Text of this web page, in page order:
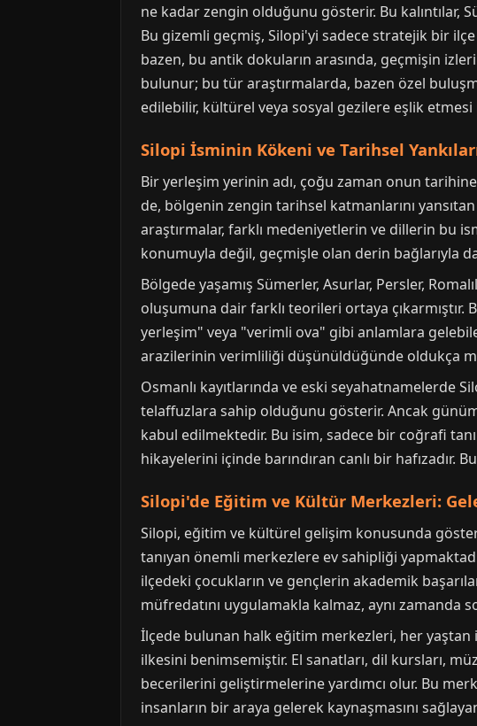
ne kadar zengin olduğunu gösterir. Bu kalıntılar,
Bu gizemli geçmiş, Silopi'yi sadece stratejik bir
bazen, bu antik dokuların arasında, geçmişin
bulunur; bu tür araştırmalarda, bazen özel
edilebilir, kültürel veya sosyal gezilere eşlik etmesi
Silopi İsminin Kökeni ve Tarihsel
Bir yerleşim yerinin adı, çoğu zaman onun
de, bölgenin zengin tarihsel katmanlarını
araştırmalar, farklı medeniyetlerin ve dillerin bu
konumuyla değil, geçmişle olan derin bağlarıyla
Bölgede yaşamış Sümerler, Asurlar, Persler,
oluşumuna dair farklı teorileri ortaya çıkarmıştır.
yerleşim" veya "verimli ova" gibi anlamlara
arazilerinin verimliliği düşünüldüğünde oldukça
Osmanlı kayıtlarında ve eski seyahatnamelerde
telaffuzlara sahip olduğunu gösterir. Ancak
kabul edilmektedir. Bu isim, sadece bir coğrafi
hikayelerini içinde barındıran canlı bir
Silopi'de Eğitim ve Kültür Merkezleri:
Silopi, eğitim ve kültürel gelişim konusunda
tanıyan önemli merkezlere ev sahipliği
ilçedeki çocukların ve gençlerin akademik
müfredatını uygulamakla kalmaz, aynı
İlçede bulunan halk eğitim merkezleri, her yaştan
ilkesini benimsemiştir. El sanatları, dil kursları,
becerilerini geliştirmelerine yardımcı olur. Bu
insanların bir araya gelerek kaynaşmasını